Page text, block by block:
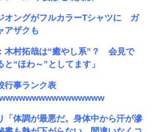
オングがフルカラーTシャツに ガ
アザクも
木村拓哉は“癒やし系”？ 会見で
と“ほわ～”としてます」
行事ランク表
「体調が最悪だ。身体中から汗が滲